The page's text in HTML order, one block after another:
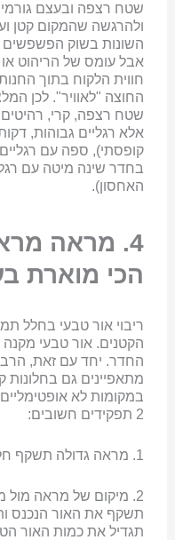
שטח רצפה ובעצם
ולהרגשה שהמקום קטן
השונות בשוק
אבל עומס של הריהוט
חווית הלקוח בתוך
החוצה "לאוויר". לכן
שטח רצפה, קרי, רהיטים
אלא רגליים גבוהות,
קופסתי), ספה עם
בחדר שינה מיטה עם
האחסון).
4. מראה מראה שעל הקיר
הכי מוארת
ריבוי אור טבעי בחלל
הקטנים. אור טבעי
החדר. יחד עם זאת,
מתאפיינים גם בחלונות
במקומות לא
2 תפקידים חשובים:
1. מראה גדולה תשקף חלק מהחלל ותגדיל אותו ויזואלית.
2. מיקום של מראה מול
תשקף את האור הנכנס
תגדיל את כמות האור